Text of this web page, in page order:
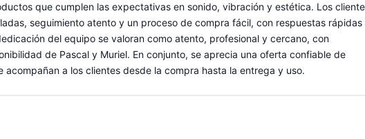
que cumplen las expectativas en sonido, vibración y estética. Los
seguimiento atento y un proceso de compra fácil, con respuestas rápidas
del equipo se valoran como atento, profesional y cercano, con
de Pascal y Muriel. En conjunto, se aprecia una oferta confiable de
a los clientes desde la compra hasta la entrega y uso.